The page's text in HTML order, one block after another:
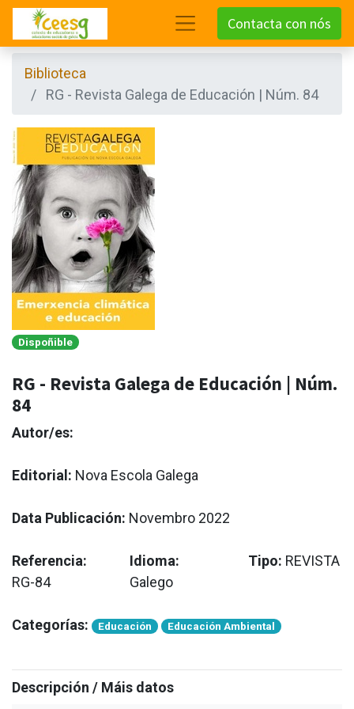
Contacta con nós
Biblioteca
RG - Revista Galega de Educación | Núm. 84
Dispoñible
RG - Revista Galega de Educación | Núm.
84
Autor/es:
Editorial: Nova Escola Galega
Data Publicación: Novembro 2022
Referencia:
RG-84
Idioma:
Galego
Tipo: REVISTA
Categorías: Educación Educación Ambiental
Descripción / Máis datos